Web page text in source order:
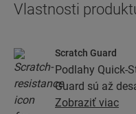
Vlastnosti
Scratch Guard
Podlahy Quick-
Guard sú až
poškriabaniu
Zobraziť viac